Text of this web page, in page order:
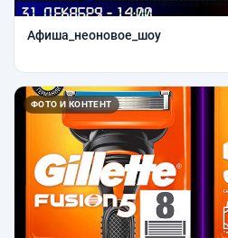
Афиша_неоновое_шоу
ФОТО И КОНТЕНТ